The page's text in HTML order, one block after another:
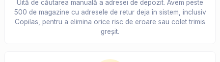
Uită de căutarea manuală a adresei de depozit. Avem peste
500 de magazine cu adresele de retur deja în sistem, inclusiv
Copilas, pentru a elimina orice risc de eroare sau colet trimis
greșit.